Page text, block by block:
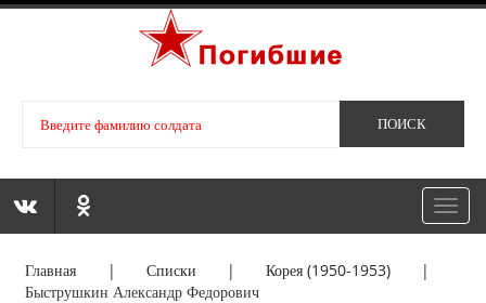
Главная | Списки |Корея (1950-1953) |
Быструшкин Александр Федорович